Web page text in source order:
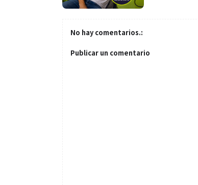
No hay comentarios.:
Publicar un comentario